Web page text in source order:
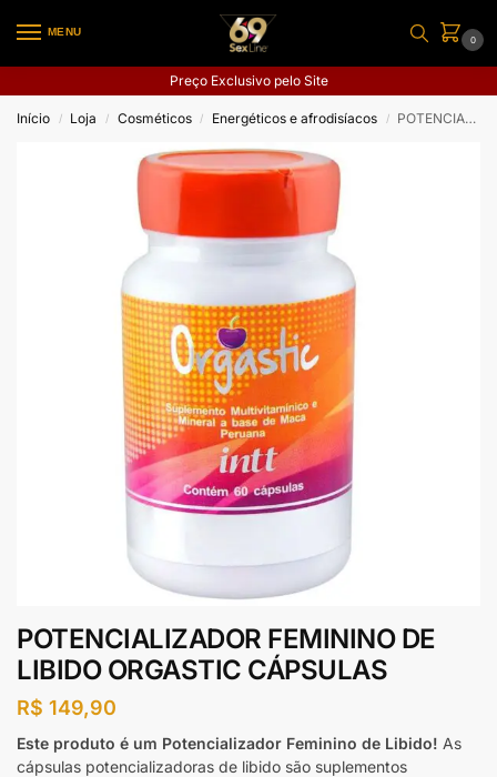
MENU
0
Preço Exclusivo pelo Site
Início / Loja / Cosméticos / Energéticos e afrodisíacos / POTENCIALIZADOR FEMININO DE LIBIDO ORGASTIC CÁPSULAS
POTENCIALIZADOR FEMININO DE
LIBIDO ORGASTIC CÁPSULAS
R$ 149,90
Este produto é um Potencializador Feminino de Libido! As
cápsulas potencializadoras de libido são suplementos